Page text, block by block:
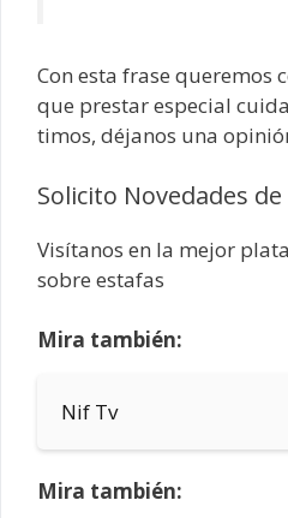
Con esta frase queremos
que prestar especial
timos, déjanos una
Solicito Novedades
Visítanos en la mejor
sobre estafas
Mira también:
Nif Tv
Mira también: